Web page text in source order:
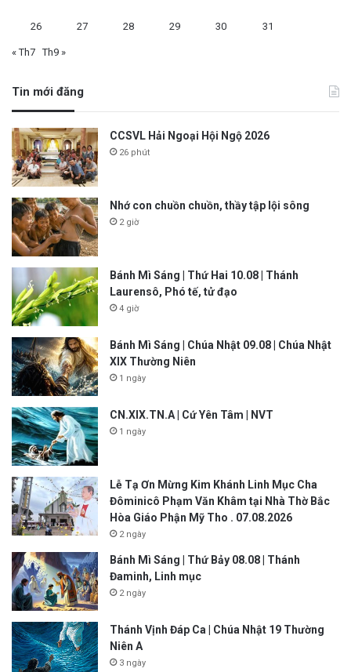
26 27 28 29 30 31
« Th7 Th9 »
Tin mới đăng
CCSVL Hải Ngoại Hội Ngộ 2026
26 phút
Nhớ con chuồn chuồn, thầy tập lội sông
2 giờ
Bánh Mì Sáng | Thứ Hai 10.08 | Thánh
Laurensô, Phó tế, tử đạo
4 giờ
Bánh Mì Sáng | Chúa Nhật 09.08 | Chúa Nhật
XIX Thường Niên
1 ngày
CN.XIX.TN.A | Cứ Yên Tâm | NVT
1 ngày
Lễ Tạ Ơn Mừng Kim Khánh Linh Mục Cha
Đôminicô Phạm Văn Khâm tại Nhà Thờ Bắc
Hòa Giáo Phận Mỹ Tho . 07.08.2026
2 ngày
Bánh Mì Sáng | Thứ Bảy 08.08 | Thánh
Đaminh, Linh mục
2 ngày
Thánh Vịnh Đáp Ca | Chúa Nhật 19 Thường
Niên A
3 ngày